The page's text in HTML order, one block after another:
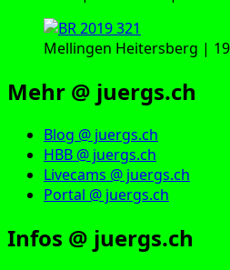
Mellingen Heitersberg |
Mehr @ juergs.ch
Blog @ juergs.ch
HBB @ juergs.ch
Livecams @ juergs.ch
Portal @ juergs.ch
Infos @ juergs.ch